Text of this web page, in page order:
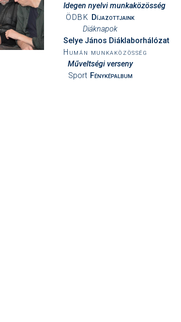
Idegen nyelvi munkaközösség
ÖDBK Díjazottjaink
Diáknapok
Selye János Diáklaborhálózat
Humán munkaközösség
Műveltségi verseny
Sport Fényképalbum